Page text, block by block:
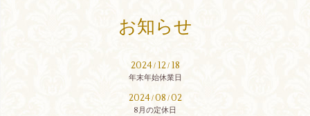
お知らせ
2024/ 12/ 18
年末年始休業日
2024/08 /02
8月の定休日